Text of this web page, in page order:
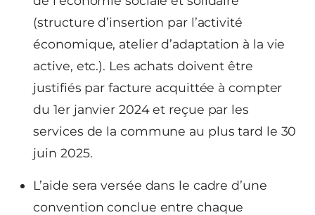
(structure d’insertion par l’activité
économique, atelier d’adaptation à la vie
active, etc.). Les achats doivent être
justifiés par facture acquittée à compter
du 1er janvier 2024 et reçue par les
services de la commune au plus tard le 30
juin 2025.
L’aide sera versée dans le cadre d’une
convention conclue entre chaque